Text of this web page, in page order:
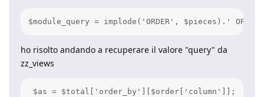
ho risolto andando a recuperare il valore "query" da
zz_views
$as = $total['order_by'][$order['column']];